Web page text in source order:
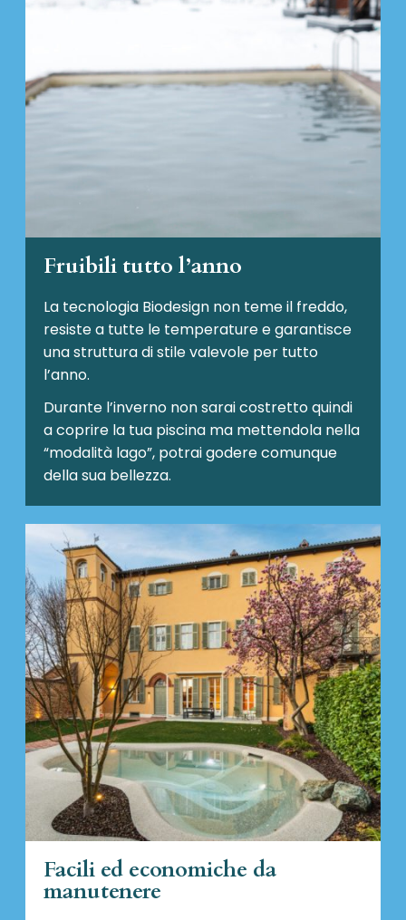
Fruibili tutto l’anno
La tecnologia Biodesign non teme il freddo,
resiste a tutte le temperature e garantisce
una struttura di stile valevole per tutto
l’anno.
Durante l’inverno non sarai costretto quindi
a coprire la tua piscina ma mettendola nella
“modalità lago”, potrai godere comunque
della sua bellezza.
Facili ed economiche da
manutenere